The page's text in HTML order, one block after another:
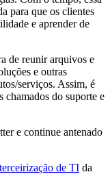
para que os clientes
e aprender de
de reunir arquivos e
e outras
serviços. Assim, é
chamados do suporte e
e continue antenado
terceirização de TI da